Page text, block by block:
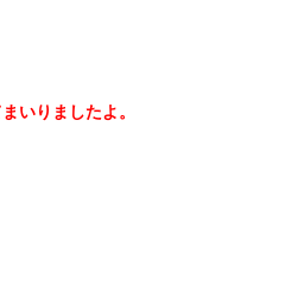
いりましたよ。